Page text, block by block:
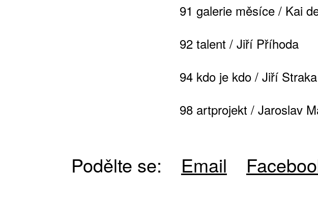
91 galerie měsíce / Kai
92 talent / Jiří Příhoda
94 kdo je kdo / Jiří Straka
98 artprojekt / Jaroslav
Podělte se: Email
ROČNÍ PŘEDPLATNÉ